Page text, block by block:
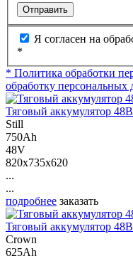
Отправить
Я согласен на обработку моих персональных данных
*
* Политика обработки
обработку персональных
Тяговый аккумулятор
Still
750Ah
48V
820x735x620
...
...
подробнее заказать
Тяговый аккумулятор
Crown
625Ah